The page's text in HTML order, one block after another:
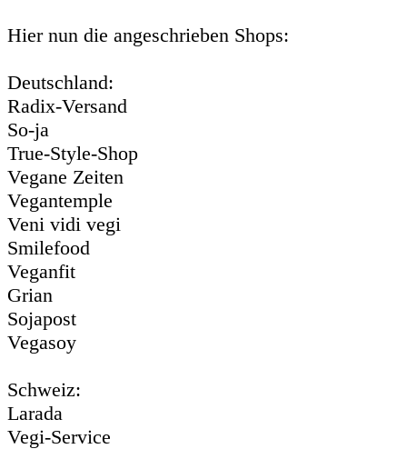
Hier nun die angeschrieben Shops:
Deutschland:
Radix-Versand
So-ja
True-Style-Shop
Vegane Zeiten
Vegantemple
Veni vidi vegi
Smilefood
Veganfit
Grian
Sojapost
Vegasoy
Schweiz:
Larada
Vegi-Service